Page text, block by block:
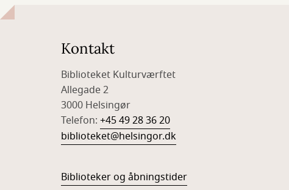
Kontakt
Biblioteket Kulturværftet
Allegade 2
3000 Helsingør
Telefon: +45 49 28 36 20
biblioteket@helsingor.dk
Biblioteker og åbningstider